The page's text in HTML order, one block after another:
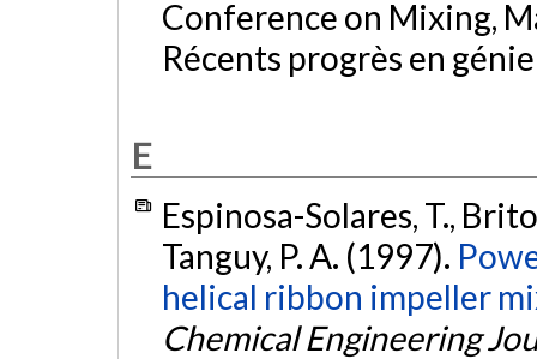
Conference on Mixing,
Récents progrès en
E
Espinosa-Solares, T.,
Tanguy, P. A. (1997).
helical ribbon impeller
Chemical Engineering